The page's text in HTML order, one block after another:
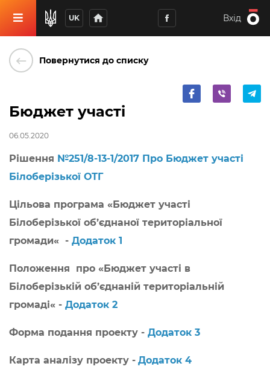
UK home Вхід
keyboard_backspace Повернутися до списку
Бюджет участі
06.05.2020
Рішення №251/8-13-1/2017 Про Бюджет участі
Білоберізької ОТГ
Цільова програма «Бюджет участі
Білоберізької об’єднаної територіальної
громади« - Додаток 1
Положення про «Бюджет участі в
Білоберізькій об’єднаній територіальній
громаді« - Додаток 2
Форма подання проекту - Додаток 3
Карта аналізу проекту - Додаток 4